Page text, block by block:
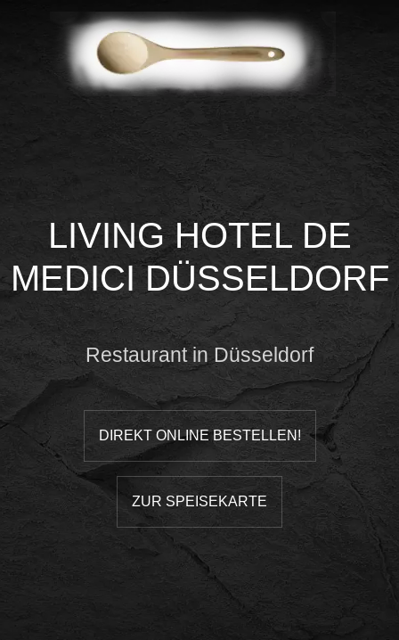
LIVING HOTEL DE
MEDICI DÜSSELDORF
Restaurant in Düsseldorf
DIREKT ONLINE BESTELLEN!
ZUR SPEISEKARTE